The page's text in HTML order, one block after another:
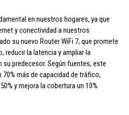
en nuestros hogares, ya que
y conectividad a nuestros
su nuevo Router WiFi 7, que promete
reducir la latencia y ampliar la
predecesor. Según fuentes, este
más de capacidad de tráfico,
y mejora la cobertura un 10%